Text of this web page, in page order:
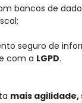
bancos de
seguro de
com a LGPD.
mais